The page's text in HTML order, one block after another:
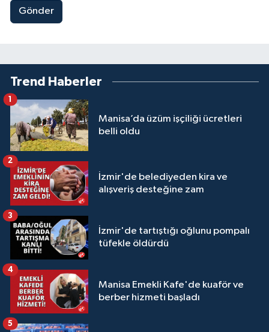
Gönder
Trend Haberler
Manisa’da üzüm işçiliği ücretleri
belli oldu
1
İzmir'de belediyeden kira ve
alışveriş desteğine zam
2
İzmir'de tartıştığı oğlunu pompalı
tüfekle öldürdü
3
Manisa Emekli Kafe'de kuaför ve
berber hizmeti başladı
4
5